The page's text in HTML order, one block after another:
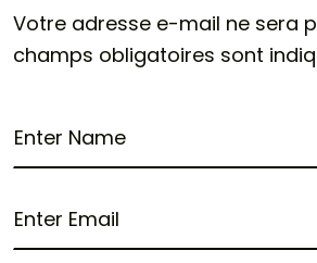
Votre adresse e-mail ne sera
champs obligatoires sont